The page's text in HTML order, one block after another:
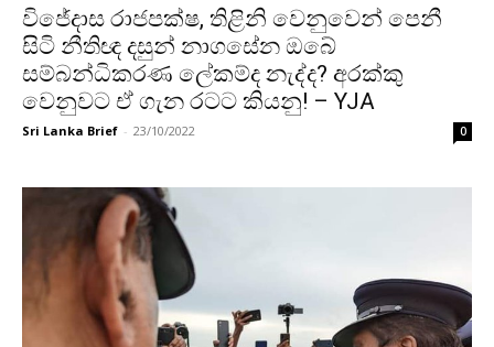
විජේදාස රාජපක්ෂ, තිළිනි වෙනුවෙන් පෙනී
සිටි නීතිඥ දසුන් නාගසේන ඔබේ
සම්බන්ධිකරණ ලේකම්ද නැද්ද? අරක්කු
වෙනුවට ඒ ගැන රටට කියනු! – YJA
Sri Lanka Brief - 23/10/2022 0